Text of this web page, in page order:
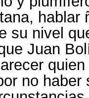
hablar
su nivel
Juan
no